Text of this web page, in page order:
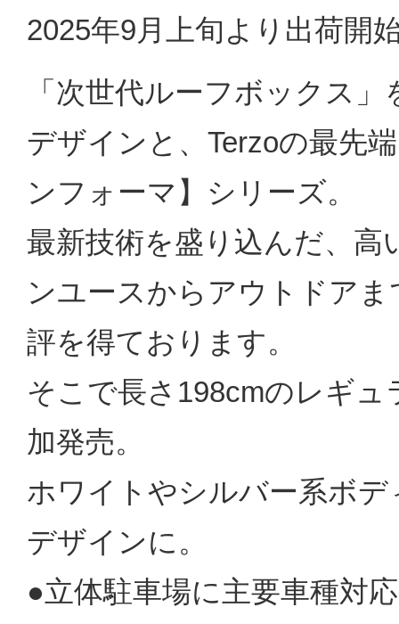
2025年9月上旬より出荷開
「次世代ルーフボックス
デザインと、Terzoの最先
ンフォーマ】シリーズ。
最新技術を盛り込んだ、高
ンユースからアウトドア
評を得ております。
そこで長さ198cmのレギ
加発売。
ホワイトやシルバー系ボ
デザインに。
●立体駐車場に主要車種